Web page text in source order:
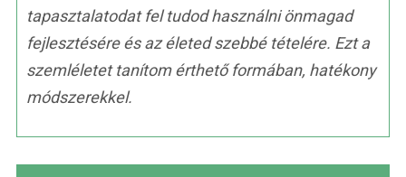
tapasztalatodat fel tudod használni önmagad
fejlesztésére és az életed szebbé tételére. Ezt a
szemléletet tanítom érthető formában, hatékony
módszerekkel.